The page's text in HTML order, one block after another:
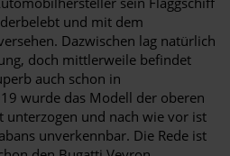
und mit dem
Dazwischen lag natürlich
doch mittlerweile befindet
auch schon in
wurde das Modell der oberen
unterzogen und nach wie vor ist
unverkennbar. Die Rede ist